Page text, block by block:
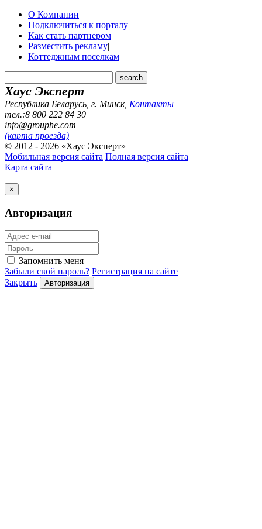
О Компании|
Подключиться к порталу|
Как стать партнером|
Разместить рекламу|
Коттеджным поселкам
Хаус Эксперт
Республика Беларусь, г. Минск, Контакты
тел.:8 800 222 84 30
info@grouphe.com
(карта проезда)
© 2012 - 2026 «Хаус Эксперт»
Мобильная версия сайта Полная версия сайта
Карта сайта
×
Авторизация
Запомнить меня
Забыли свой пароль? Регистрация на сайте
Закрыть